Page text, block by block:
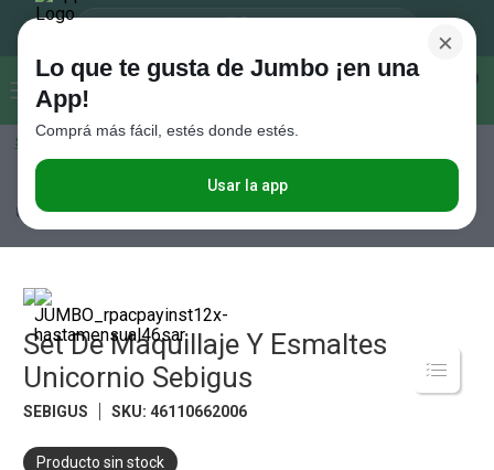
Buscar...
Seleccioná el método de entrega
×
Lo que te gusta de Jumbo ¡en una
App!
Comprá más fácil, estés donde estés.
Usar la app
Juguetes
Set De Maquillaje Y Esmaltes
Unicornio Sebigus
Set De Maquillaje Y Esmaltes
Unicornio Sebigus
SEBIGUS SKU:46110662006
Producto sin stock
Términos más buscados
.
Cerveza
Galletitas
Yerba
Fideos
Juguetes